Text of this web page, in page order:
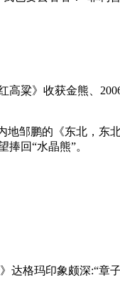
粱》收获金熊、
邹鹏的《东北，东
回“水晶熊”。
达格玛印象颇深:“章